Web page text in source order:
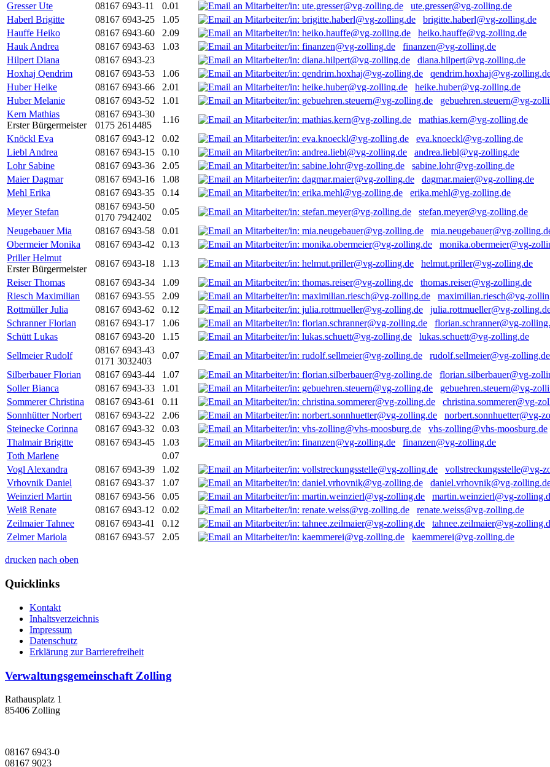
Gresser Ute
08167 6943-11 0.01
ute.gresser@vg-zolling.de
Haberl Brigitte
08167 6943-25 1.05
brigitte.haberl@vg-zolling.de
Hauffe Heiko
08167 6943-60 2.09
heiko.hauffe@vg-zolling.de
Hauk Andrea
08167 6943-63 1.03
finanzen@vg-zolling.de
Hilpert Diana
08167 6943-23
diana.hilpert@vg-zolling.de
Hoxhaj Qendrim
08167 6943-53 1.06
qendrim.hoxhaj@vg-
Huber Heike
08167 6943-66 2.01
heike.huber@vg-zolling.de
Huber Melanie
08167 6943-52 1.01
gebuehren.steuern@vg-
Kern Mathias
Erster Bürgermeister
08167 6943-30
0175 2614485
1.16
mathias.kern@vg-zolling.de
Knöckl Eva
08167 6943-12 0.02
eva.knoeckl@vg-zolling.de
Liebl Andrea
08167 6943-15 0.10
andrea.liebl@vg-zolling.de
Lohr Sabine
08167 6943-36 2.05
sabine.lohr@vg-zolling.de
Maier Dagmar
08167 6943-16 1.08
dagmar.maier@vg-zolling.de
Mehl Erika
08167 6943-35 0.14
erika.mehl@vg-zolling.de
Meyer Stefan
08167 6943-50
0170 7942402
0.05
stefan.meyer@vg-zolling.de
Neugebauer Mia
08167 6943-58 0.01
mia.neugebauer@vg-
Obermeier Monika
08167 6943-42 0.13
monika.obermeier@vg-
Priller Helmut
Erster Bürgermeister
08167 6943-18 1.13
helmut.priller@vg-zolling.de
Reiser Thomas
08167 6943-34 1.09
thomas.reiser@vg-zolling.de
Riesch Maximilian
08167 6943-55 2.09
maximilian.riesch@vg-
Rottmüller Julia
08167 6943-62 0.12
julia.rottmueller@vg-
Schranner Florian
08167 6943-17 1.06
florian.schranner@vg-
Schütt Lukas
08167 6943-20 1.15
lukas.schuett@vg-zolling.de
Sellmeier Rudolf
08167 6943-43
0171 3032403
0.07
rudolf.sellmeier@vg-zolling.de
Silberbauer Florian
08167 6943-44 1.07
florian.silberbauer@vg-
Soller Bianca
08167 6943-33 1.01
gebuehren.steuern@vg-
Sommerer Christina
08167 6943-61 0.11
christina.sommerer@vg-
Sonnhütter Norbert
08167 6943-22 2.06
norbert.sonnhuetter@vg-
Steinecke Corinna
08167 6943-32 0.03
vhs-zolling@vhs-moosburg.de
Thalmair Brigitte
08167 6943-45 1.03
finanzen@vg-zolling.de
Toth Marlene
0.07
Vogl Alexandra
08167 6943-39 1.02
vollstreckungsstelle@vg-
Vrhovnik Daniel
08167 6943-37 1.07
daniel.vrhovnik@vg-
Weinzierl Martin
08167 6943-56 0.05
martin.weinzierl@vg-
Weiß Renate
08167 6943-12 0.02
renate.weiss@vg-zolling.de
Zeilmaier Tahnee
08167 6943-41 0.12
tahnee.zeilmaier@vg-
Zelmer Mariola
08167 6943-57 2.05 kaemmerei@vg-zolling.de
drucken nach oben
Quicklinks
Kontakt
Inhaltsverzeichnis
Impressum
Datenschutz
Erklärung zur Barrierefreiheit
Verwaltungsgemeinschaft Zolling
Rathausplatz 1
85406 Zolling
08167 6943-0
08167 9023